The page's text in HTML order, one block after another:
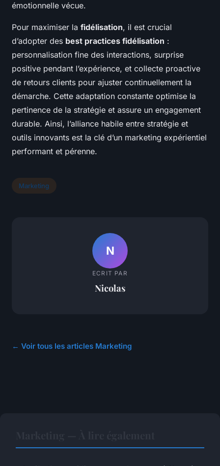
émotionnelle vécue.
Pour maximiser la fidélisation, il est crucial
d’adopter des best practices fidélisation :
personnalisation fine des interactions, surprise
positive pendant l’expérience, et collecte proactive
de retours clients pour ajuster continuellement la
démarche. Cette adaptation constante optimise la
pertinence de la stratégie et assure un engagement
durable. Ainsi, l’alliance habile entre stratégie et
outils innovants est la clé d’un marketing expérientiel
performant et pérenne.
Marketing
N
ECRIT PAR
Nicolas
← Voir tous les articles Marketing